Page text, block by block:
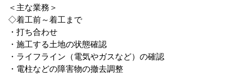
＜主な業務＞
◇着工前～着工まで
・打ち合わせ
・施工する土地の状態確認
・ライフライン（電気やガスなど）の確認
・電柱などの障害物の撤去調整